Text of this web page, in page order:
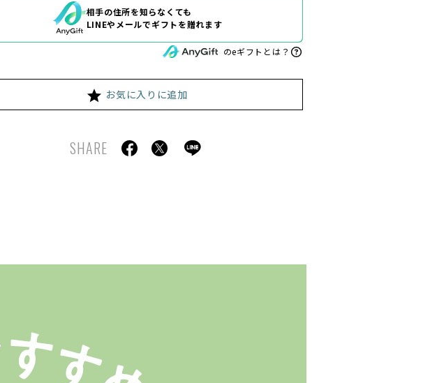
相手の住所を知らなくても
LINEやメールでギフトを贈れます
のeギフトとは？
お気に入りに追加
SHARE